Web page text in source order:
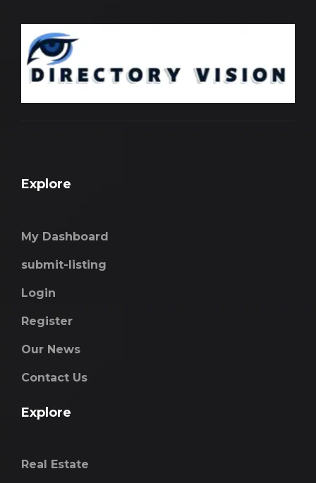
Explore
My Dashboard
submit-listing
Login
Register
Our News
Contact Us
Explore
Real Estate